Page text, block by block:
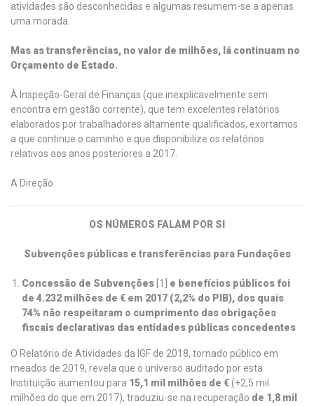
atividades são desconhecidas e algumas resumem-se a apenas
uma morada.
Mas as transferências, no valor de milhões, lá continuam no
Orçamento de Estado.
À Inspeção-Geral de Finanças (que inexplicavelmente sem
encontra em gestão corrente), que tem excelentes relatórios
elaborados por trabalhadores altamente qualificados, exortamos
a que continue o caminho e que disponibilize os relatórios
relativos aos anos posteriores a 2017.
A Direção.
OS NÚMEROS FALAM POR SI
Subvenções públicas e transferências para Fundações
Concessão de Subvenções [1]
e benefícios públicos foi
de 4.232 milhões de € em 2017 (2,2% do PIB), dos quais
74% não respeitaram o cumprimento das obrigações
fiscais declarativas das entidades públicas concedentes
O Relatório de Atividades da IGF de 2018, tornado público em
meados de 2019, revela que o universo auditado por esta
Instituição aumentou para 15,1 mil milhões de €(+2,5 mil
milhões do que em 2017), traduziu-se na recuperação de 1,8 mil